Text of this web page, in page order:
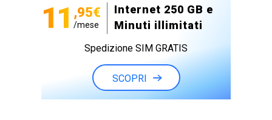
11 ,95€
/mese
Internet 250 GB e
Minuti illimitati
Spedizione SIM GRATIS
SCOPRI